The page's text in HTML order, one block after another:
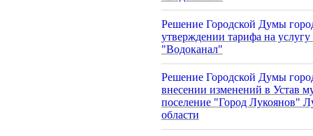
Решение Городской Думы
утверждении тарифа на
"Водоканал"
Решение Городской Думы
внесении изменений в Устав
поселение "Город Лукоянов"
области